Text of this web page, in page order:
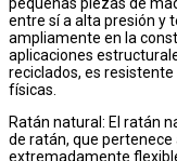
entre sí a alta presión y
ampliamente en la
aplicaciones
reciclados, es
físicas.
Ratán natural: El ratán
de ratán, que pertenece
extremadamente